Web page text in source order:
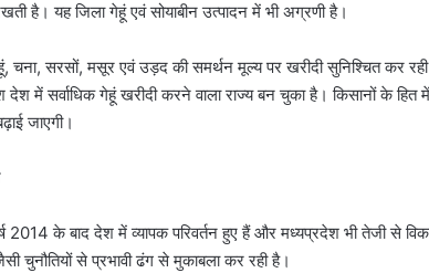
है। यह जिला गेहूं एवं सोयाबीन उत्पादन में भी अग्रणी है।
चना, सरसों, मसूर एवं उड़द की समर्थन मूल्य पर खरीदी सुनिश्चित कर
देश में सर्वाधिक गेहूं खरीदी करने वाला राज्य बन चुका है। किसानों के हित
जाएगी।
2014 के बाद देश में व्यापक परिवर्तन हुए हैं और मध्यप्रदेश भी तेजी से
चुनौतियों से प्रभावी ढंग से मुकाबला कर रही है।